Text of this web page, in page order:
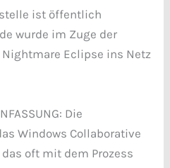
ist öffentlich
wurde im Zuge der
Eclipse ins Netz
Die
Windows Collaborative
oft mit dem Prozess